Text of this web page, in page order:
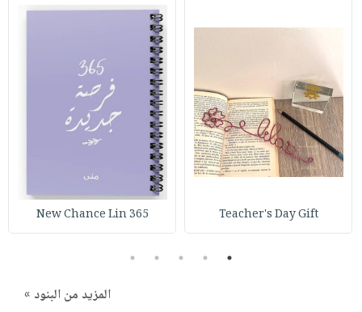
Teacher's Day Gift
365 New Chance Lin
1
2
3
4
5
المزيد من البنود »